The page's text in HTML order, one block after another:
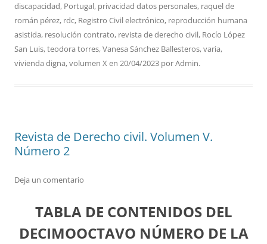
discapacidad, Portugal, privacidad datos personales, raquel de
román pérez, rdc, Registro Civil electrónico, reproducción humana
asistida, resolución contrato, revista de derecho civil, Rocío López
San Luis,teodora torres,Vanesa Sánchez Ballesteros,varia,
vivienda digna,volumen X en 20/04/2023 porAdmin.
Revista de Derecho civil. Volumen V.
Número 2
Deja un comentario
TABLA DE CONTENIDOS DEL
DECIMOOCTAVO NÚMERO DE LA